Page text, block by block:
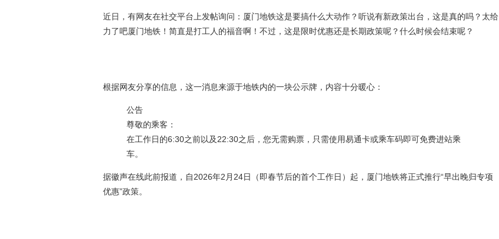
近日，有网友在社交平台上发帖询问：厦门地铁这是要搞什么大动作？听说有新政策出台，这是真的吗？太给
力了吧厦门地铁！简直是打工人的福音啊！不过，这是限时优惠还是长期政策呢？什么时候会结束呢？
根据网友分享的信息，这一消息来源于地铁内的一块公示牌，内容十分暖心：
公告
尊敬的乘客：
在工作日的6:30之前以及22:30之后，您无需购票，只需使用易通卡或乘车码即可免费进站乘
车。
据徽声在线此前报道，自2026年2月24日（即春节后的首个工作日）起，厦门地铁将正式推行“早出晚归专项
优惠”政策。